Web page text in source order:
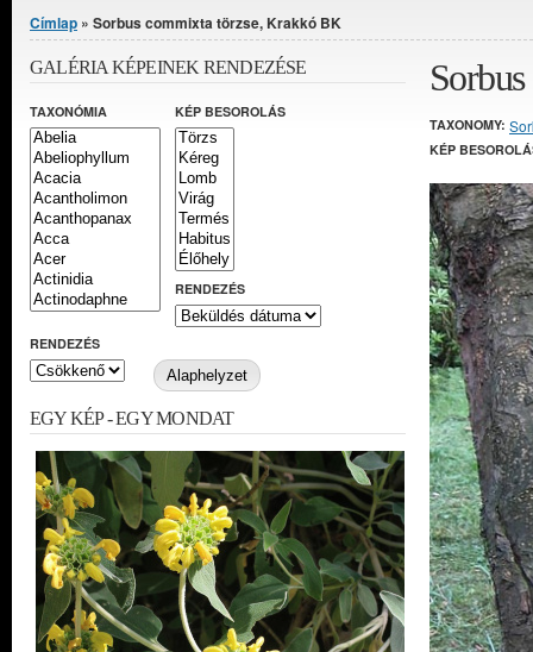
Jelenlegi hely
Címlap » Sorbus commixta törzse, Krakkó BK
TAXONOMY:
KÉP
GALÉRIA KÉPEINEK RENDEZÉSE
TAXONÓMIA KÉP BESOROLÁS
RENDEZÉS
RENDEZÉS
EGY KÉP - EGY MONDAT